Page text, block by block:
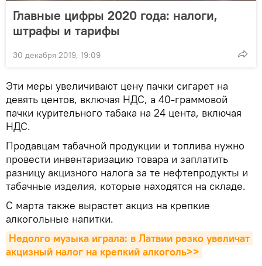
Главные цифры 2020 года: налоги,
штрафы и тарифы
30 декабря 2019, 19:09
Эти меры увеличивают цену пачки сигарет на
девять центов, включая НДС, а 40-граммовой
пачки курительного табака на 24 цента, включая
НДС.
Продавцам табачной продукции и топлива нужно
провести инвентаризацию товара и заплатить
разницу акцизного налога за те нефтепродукты и
табачные изделия, которые находятся на складе.
С марта также вырастет акциз на крепкие
алкогольные напитки.
Недолго музыка играла: в Латвии резко увеличат
акцизный налог на крепкий алкоголь>>